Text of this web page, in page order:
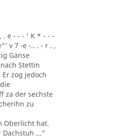
. e - - - ' K * - - -
v 7 -e -.. . - r . ,
Gänse
Stettin
zog jedoch
za der sechste
zu
Oberlicht hat.
Dachstuh ..."